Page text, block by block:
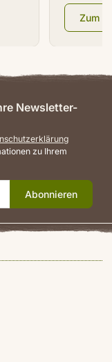
Zum
Newsletter-
zu Ihrem
Abonnieren